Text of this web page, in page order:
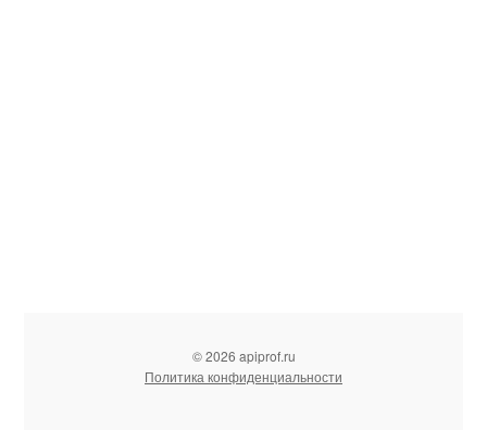
© 2026 apiprof.ru
Политика конфиденциальности